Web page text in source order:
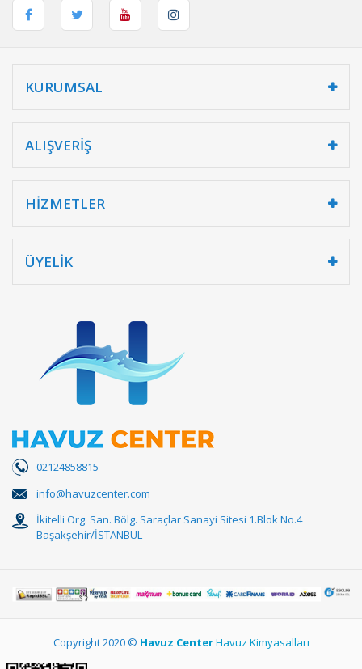
KURUMSAL
ALIŞVERİŞ
HİZMETLER
ÜYELİK
02124858815
info@havuzcenter.com
İkitelli Org. San. Bölg. Saraçlar Sanayi Sitesi 1.Blok No.4
Başakşehir/İSTANBUL
Copyright 2020 © Havuz CenterHavuz Kimyasalları